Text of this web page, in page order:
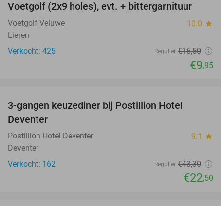
40%
Voetgolf (2x9 holes), evt. + bittergarnituur
Voetgolf Veluwe 10.0 star
Lieren
Verkocht: 425
Regulier €16,50
€9,95
3-gangen keuzediner bij Postillion Hotel
Deventer
Postillion Hotel Deventer 9.1 star
Deventer
Verkocht: 162
Regulier €43,30
€22,50